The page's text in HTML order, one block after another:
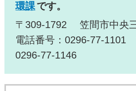
環課です。
〒309-1792 笠間市中央
電話番号：0296-77-1101
0296-77-1146